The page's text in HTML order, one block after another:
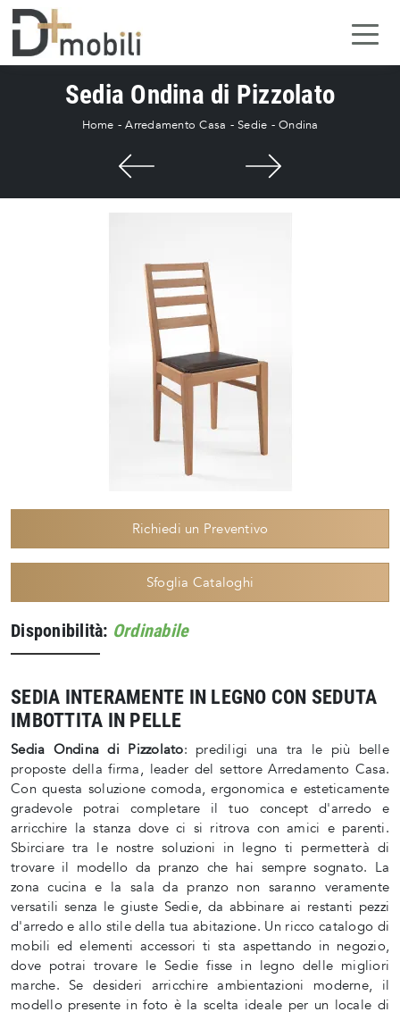
Sedia Ondina di Pizzolato
Home -Arredamento Casa - Sedie - Ondina
Richiedi un Preventivo
Sfoglia Cataloghi
Disponibilità: Ordinabile
SEDIA INTERAMENTE IN LEGNO CON SEDUTA
IMBOTTITA IN PELLE
Sedia Ondina di Pizzolato: prediligi una tra le più belle
proposte della firma, leader del settore Arredamento Casa.
Con questa soluzione comoda, ergonomica e esteticamente
gradevole potrai completare il tuo concept d'arredo e
arricchire la stanza dove ci si ritrova con amici e parenti.
Sbirciare tra le nostre soluzioni in legno ti permetterà di
trovare il modello da pranzo che hai sempre sognato. La
zona cucina e la sala da pranzo non saranno veramente
versatili senza le giuste Sedie, da abbinare ai restanti pezzi
d'arredo e allo stile della tua abitazione. Un ricco catalogo di
mobili ed elementi accessori ti sta aspettando in negozio,
dove potrai trovare le Sedie fisse in legno delle migliori
marche. Se desideri arricchire ambientazioni moderne, il
modello presente in foto è la scelta ideale per un locale di